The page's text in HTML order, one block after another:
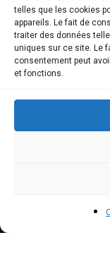
telles que les cookies
appareils. Le fait de
traiter des données
uniques sur ce site. Le
consentement peut
et fonctions.
Store
My Account
Terms and